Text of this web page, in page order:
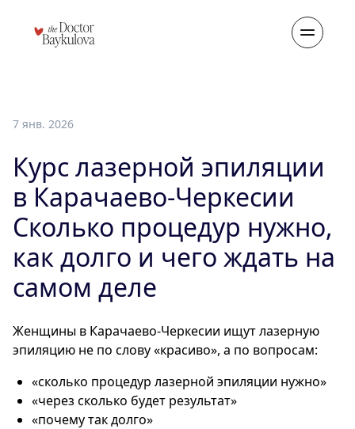
7 янв. 2026
Курс лазерной эпиляции
в Карачаево-Черкесии
Сколько процедур нужно,
как долго и чего ждать на
самом деле
Женщины в Карачаево-Черкесии ищут лазерную
эпиляцию не по слову «красиво», а по вопросам:
«сколько процедур лазерной эпиляции нужно»
«через сколько будет результат»
«почему так долго»